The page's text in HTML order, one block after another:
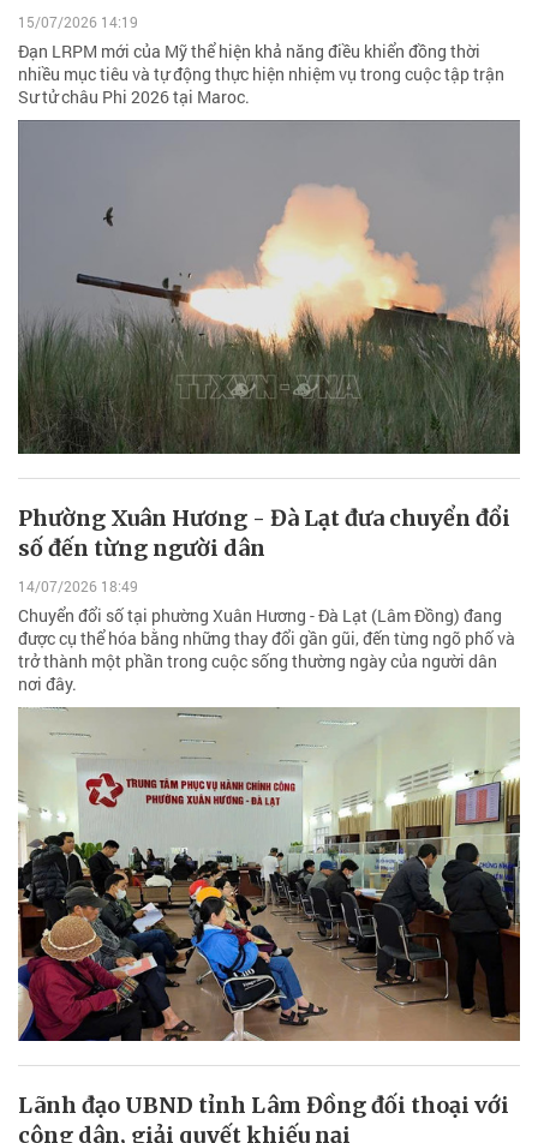
15/07/2026 14:19
Đạn LRPM mới của Mỹ thể hiện khả năng điều khiển đồng thời
nhiều mục tiêu và tự động thực hiện nhiệm vụ trong cuộc tập trận
Sư tử châu Phi 2026 tại Maroc.
Phường Xuân Hương - Đà Lạt đưa chuyển đổi
số đến từng người dân
14/07/2026 18:49
Chuyển đổi số tại phường Xuân Hương - Đà Lạt (Lâm Đồng) đang
được cụ thể hóa bằng những thay đổi gần gũi, đến từng ngõ phố và
trở thành một phần trong cuộc sống thường ngày của người dân
nơi đây.
Lãnh đạo UBND tỉnh Lâm Đồng đối thoại với
công dân, giải quyết khiếu nại